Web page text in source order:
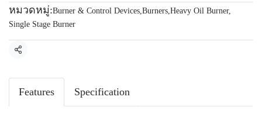
หมวดหมู่:Burner & Control Devices,Burners,Heavy Oil Burner,
Single Stage Burner
แชร์
Features Specification